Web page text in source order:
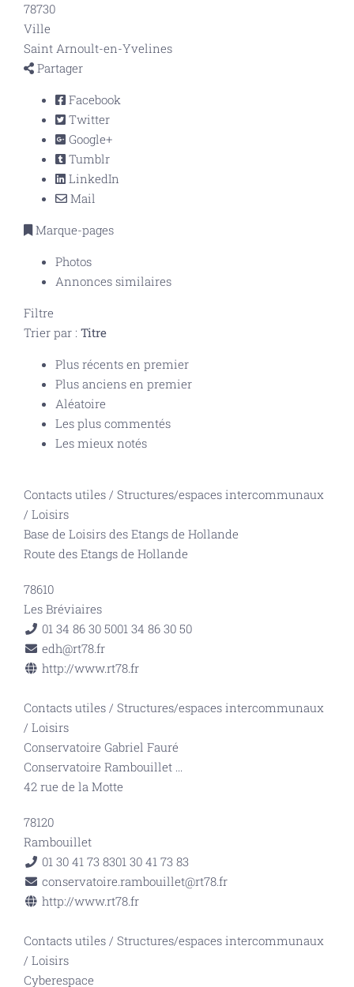
78730
Ville
Saint Arnoult-en-Yvelines
Partager
Facebook
Twitter
Google+
Tumblr
LinkedIn
Mail
Marque-pages
Photos
Annonces similaires
Filtre
Trier par : Titre
Plus récents en premier
Plus anciens en premier
Aléatoire
Les plus commentés
Les mieux notés
Contacts utiles / Structures/espaces intercommunaux
/ Loisirs
Base de Loisirs des Etangs de Hollande
Route des Etangs de Hollande
78610
Les Bréviaires
01 34 86 30 5001 34 86 30 50
edh@rt78.fr
http://www.rt78.fr
Contacts utiles / Structures/espaces intercommunaux
/ Loisirs
Conservatoire Gabriel Fauré
Conservatoire Rambouillet ...
42 rue de la Motte
78120
Rambouillet
01 30 41 73 8301 30 41 73 83
conservatoire.rambouillet@rt78.fr
http://www.rt78.fr
Contacts utiles / Structures/espaces intercommunaux
/ Loisirs
Cyberespace